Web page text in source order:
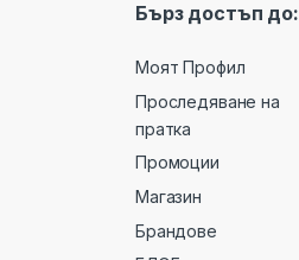
Бърз достъп до:
Моят Профил
Проследяване на
пратка
Промоции
Магазин
Брандове